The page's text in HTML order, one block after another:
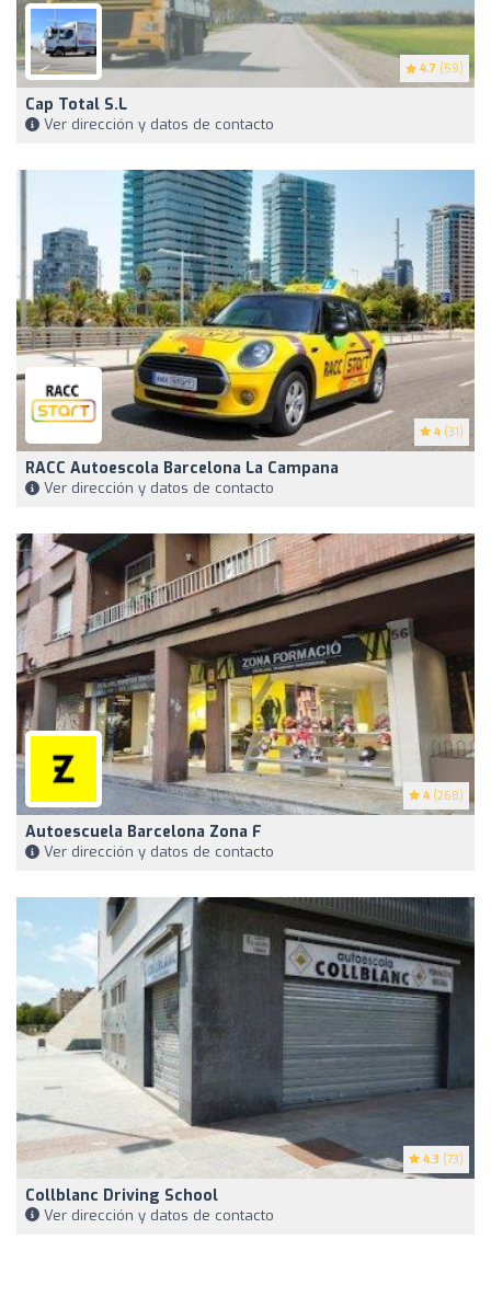
4.7 (59)
Cap Total S.L
Ver dirección y datos de contacto
4 (31)
RACC Autoescola Barcelona La Campana
Ver dirección y datos de contacto
4 (268)
Autoescuela Barcelona Zona F
Ver dirección y datos de contacto
4.3 (73)
Collblanc Driving School
Ver dirección y datos de contacto